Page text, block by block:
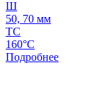
Ш
50, 70 мм
ТС
160°C
Подробнее